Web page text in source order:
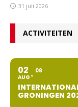
31 juli 2026
ACTIVITEITEN
02
AUG
08
GRONINGEN